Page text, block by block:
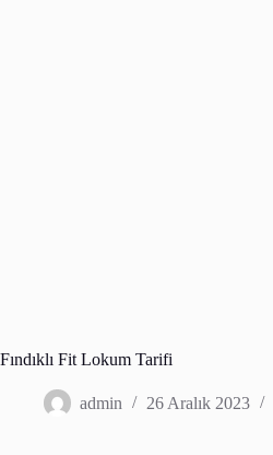
Fındıklı Fit Lokum Tarifi
admin 26 Aralık 2023